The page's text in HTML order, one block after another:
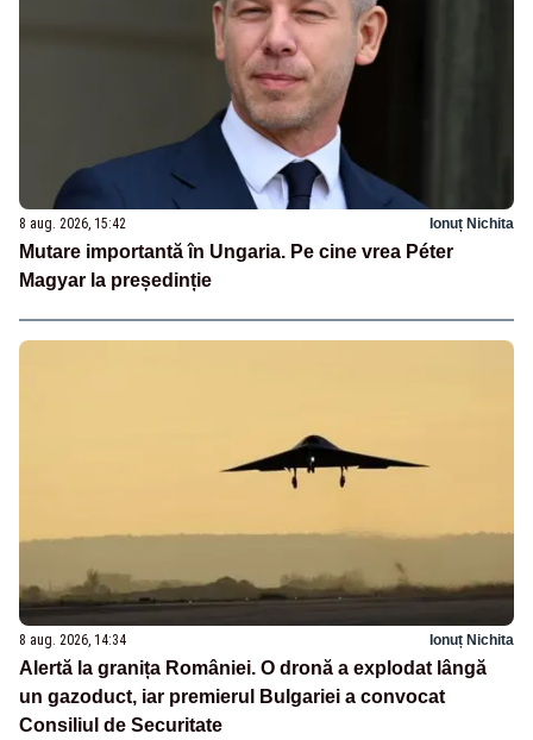
8 aug. 2026, 15:42 Ionuț Nichita
Mutare importantă în Ungaria. Pe cine vrea Péter
Magyar la președinție
8 aug. 2026, 14:34 Ionuț Nichita
Alertă la granița României. O dronă a explodat lângă
un gazoduct, iar premierul Bulgariei a convocat
Consiliul de Securitate